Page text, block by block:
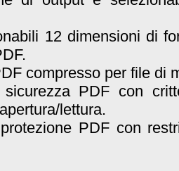
12 dimensioni di
compresso per file di
PDF con
lettura.
PDF con